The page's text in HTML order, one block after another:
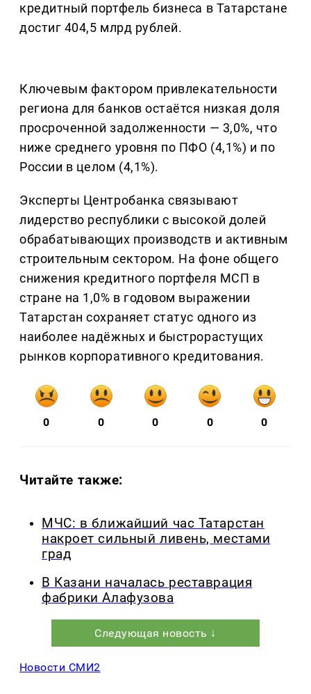
кредитный портфель бизнеса в Татарстане
достиг 404,5 млрд рублей.
Ключевым фактором привлекательности
региона для банков остаётся низкая доля
просроченной задолженности — 3,0%, что
ниже среднего уровня по ПФО (4,1%) и по
России в целом (4,1%).
Эксперты Центробанка связывают
лидерство республики с высокой долей
обрабатывающих производств и активным
строительным сектором. На фоне общего
снижения кредитного портфеля МСП в
стране на 1,0% в годовом выражении
Татарстан сохраняет статус одного из
наиболее надёжных и быстрорастущих
рынков корпоративного кредитования.
0 0 0 0 0
Читайте также:
МЧС: в ближайший час Татарстан
накроет сильный ливень, местами
град
В Казани началась реставрация
фабрики Алафузова
Следующая новость ↓
Новости СМИ2